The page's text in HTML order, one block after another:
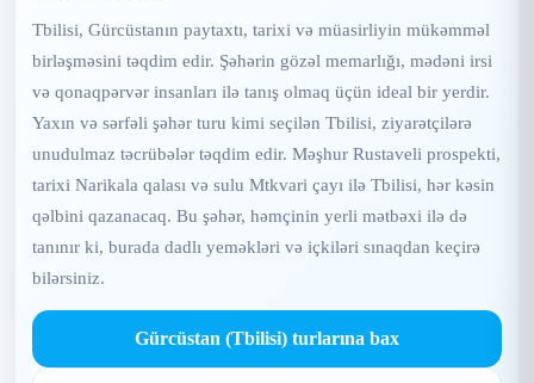
Tbilisi, Gürcüstanın paytaxtı, tarixi və müasirliyin mükəmməl
birləşməsini təqdim edir. Şəhərin gözəl memarlığı, mədəni irsi
və qonaqpərvər insanları ilə tanış olmaq üçün ideal bir yerdir.
Yaxın və sərfəli şəhər turu kimi seçilən Tbilisi, ziyarətçilərə
unudulmaz təcrübələr təqdim edir. Məşhur Rustaveli prospekti,
tarixi Narikala qalası və sulu Mtkvari çayı ilə Tbilisi, hər kəsin
qəlbini qazanacaq. Bu şəhər, həmçinin yerli mətbəxi ilə də
tanınır ki, burada dadlı yeməkləri və içkiləri sınaqdan keçirə
bilərsiniz.
Gürcüstan (Tbilisi) turlarına bax